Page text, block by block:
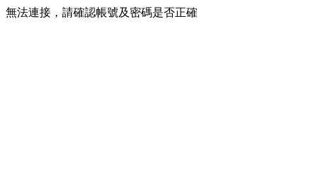
無法連接，請確認帳號及密碼是否正確